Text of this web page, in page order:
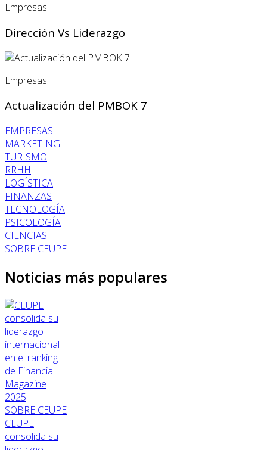
Empresas
Dirección Vs Liderazgo
Empresas
Actualización del PMBOK 7
EMPRESAS
MARKETING
TURISMO
RRHH
LOGÍSTICA
FINANZAS
TECNOLOGÍA
PSICOLOGÍA
CIENCIAS
SOBRE CEUPE
Noticias más populares
SOBRE CEUPE
CEUPE
consolida su